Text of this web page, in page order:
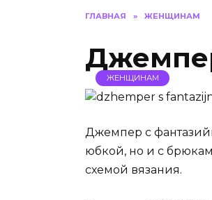
ГЛАВНАЯ » ЖЕНЩИНАМ
ЖЕНЩИНАМ
Джемпер с
юбкой, но и с
схемой вязания.